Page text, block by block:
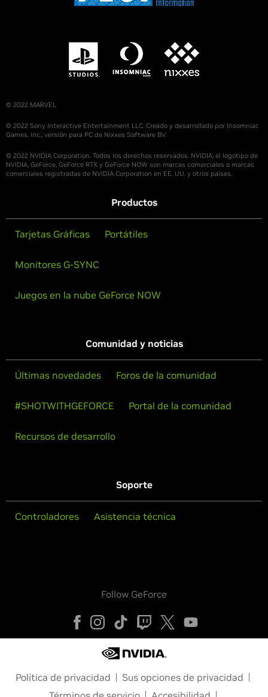
© 2022 MARVEL
© 2022 Sony Interactive Entertainment LLC. Creado y desarrollado por Insomniac
Games, Inc., versión para PC de Nixxes Software BV.
© 2022 NVIDIA Corporation. Todos los derechos reservados. NVIDIA, el logotipo de
NVIDIA, GeForce, GeForce RTX y GeForce NOW son marcas comerciales o marcas
comerciales registradas de NVIDIA Corporation en EE. UU. y otros países.
Productos
Tarjetas Gráficas Portátiles
Monitores G-SYNC
Juegos en la nube GeForce NOW
Comunidad y noticias
Últimas novedades Foros de la comunidad
#SHOTWITHGEFORCE Portal de la comunidad
Recursos de desarrollo
Soporte
Controladores Asistencia técnica
Follow GeForce
Política de privacidad
Sus opciones de privacidad